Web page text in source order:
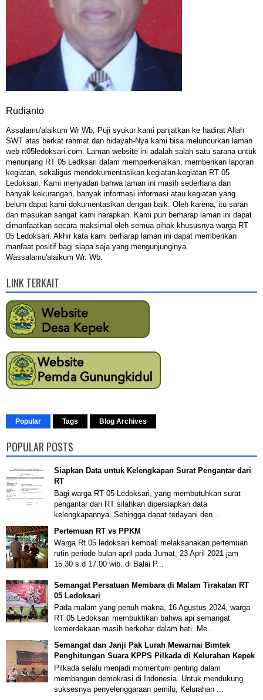
Rudianto
Assalamu'alaikum Wr Wb, Puji syukur kami panjatkan ke hadirat Allah
SWT atas berkat rahmat dan hidayah-Nya kami bisa meluncurkan laman
web rt05ledoksari.com. Laman website ini adalah salah satu sarana untuk
menunjang RT 05 Ledksari dalam memperkenalkan, memberikan laporan
kegiatan, sekaligus mendokumentasikan kegiatan-kegiatan RT 05
Ledoksari. Kami menyadari bahwa laman ini masih sederhana dan
banyak kekurangan, banyak informasi informasi atau kegiatan yang
belum dapat kami dokumentasikan dengan baik. Oleh karena, itu saran
dan masukan sangat kami harapkan. Kami pun berharap laman ini dapat
dimanfaatkan secara maksimal oleh semua pihak khususnya warga RT
05 Ledoksari. Akhir kata kami berharap laman ini dapat memberikan
manfaat positif bagi siapa saja yang mengunjunginya.
Wassalamu'alaikum Wr. Wb.
LINK TERKAIT
Popular Tags Blog Archives
POPULAR POSTS
Siapkan Data untuk Kelengkapan Surat Pengantar dari
RT
Bagi warga RT 05 Ledoksari, yang membutuhkan surat
pengantar dari RT silahkan dipersiapkan data
kelengkapannya. Sehingga dapat terlayani den...
Pertemuan RT vs PPKM
Warga Rt.05 ledoksari kembali melaksanakan pertemuan
rutin periode bulan april pada Jumat, 23 April 2021 jam
15.30 s.d 17.00 wib. di Balai P...
Semangat Persatuan Membara di Malam Tirakatan RT
05 Ledoksari
Pada malam yang penuh makna, 16 Agustus 2024, warga
RT 05 Ledoksari membuktikan bahwa api semangat
kemerdekaan masih berkobar dalam hati. Me...
Semangat dan Janji Pak Lurah Mewarnai Bimtek
Penghitungan Suara KPPS Pilkada di Kelurahan Kepek
Pilkada selalu menjadi momentum penting dalam
membangun demokrasi di Indonesia. Untuk mendukung
suksesnya penyelenggaraan pemilu, Kelurahan ...